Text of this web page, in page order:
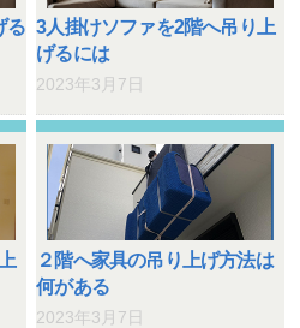
る 3人掛けソファを2階へ吊り上
げるには
2023年3月7日
２階へ家具の吊り上げ方法は
何がある
2023年3月7日